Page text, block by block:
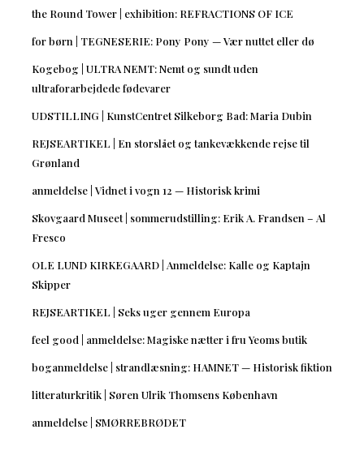
the Round Tower | exhibition: REFRACTIONS OF ICE
for børn | TEGNESERIE: Pony Pony — Vær nuttet eller dø
Kogebog | ULTRA NEMT: Nemt og sundt uden
ultraforarbejdede fødevarer
UDSTILLING | KunstCentret Silkeborg Bad: Maria Dubin
REJSEARTIKEL | En storslået og tankevækkende rejse til
Grønland
anmeldelse | Vidnet i vogn 12 — Historisk krimi
Skovgaard Museet | sommerudstilling: Erik A. Frandsen – Al
Fresco
OLE LUND KIRKEGAARD | Anmeldelse: Kalle og Kaptajn
Skipper
REJSEARTIKEL | Seks uger gennem Europa
feel good | anmeldelse: Magiske nætter i fru Yeoms butik
boganmeldelse | strandlæsning: HAMNET — Historisk fiktion
litteraturkritik | Søren Ulrik Thomsens København
anmeldelse | SMØRREBRØDET